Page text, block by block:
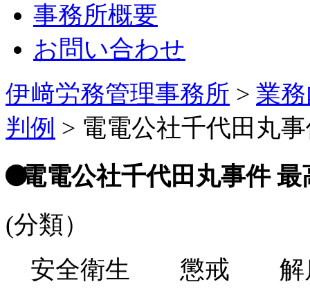
事務所概要
お問い合わせ
伊﨑労務管理事務所 > 業
判例 > 電電公社千代田丸
電電公社千代田丸事件
(分類）
安全衛生 懲戒 解